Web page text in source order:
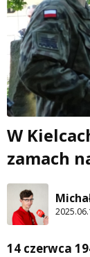
W
zamach
14 czerwca